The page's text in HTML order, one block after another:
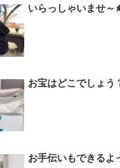
いらっしゃいませ～
お宝はどこでしょう
お手伝いもできるよ